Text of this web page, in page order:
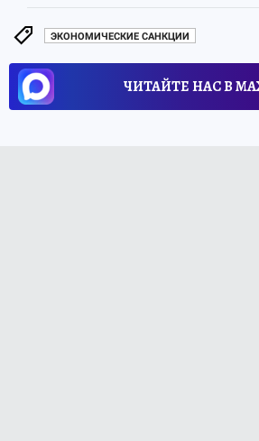
ЭКОНОМИЧЕСКИЕ САНКЦИИ
ЧИТАЙТЕ НАС В